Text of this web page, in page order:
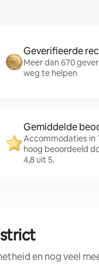
Geverifieerde
Meer dan 670
weg te helpen
Gemiddelde
Accommodaties in
hoog beoordeeld
4,8 uit 5.
en nog veel